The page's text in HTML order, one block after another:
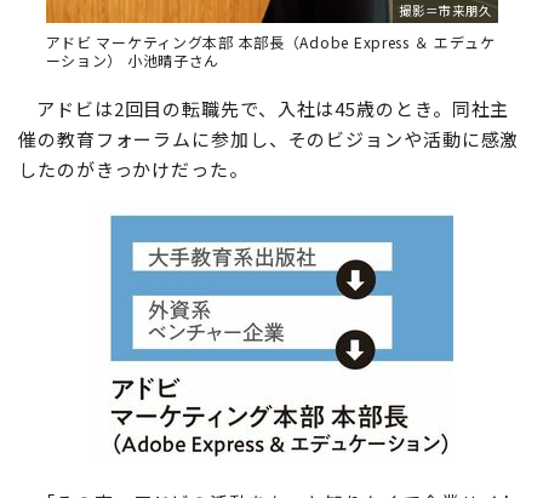
撮影＝市来朋久
アドビ マーケティング本部 本部長（Adobe Express ＆ エデュケ
ーション） 小池晴子さん
アドビは2回目の転職先で、入社は45歳のとき。同社主
催の教育フォーラムに参加し、そのビジョンや活動に感激
したのがきっかけだった。